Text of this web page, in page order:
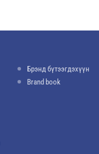
Брэнд бүтээгдэхүүн
Brand book